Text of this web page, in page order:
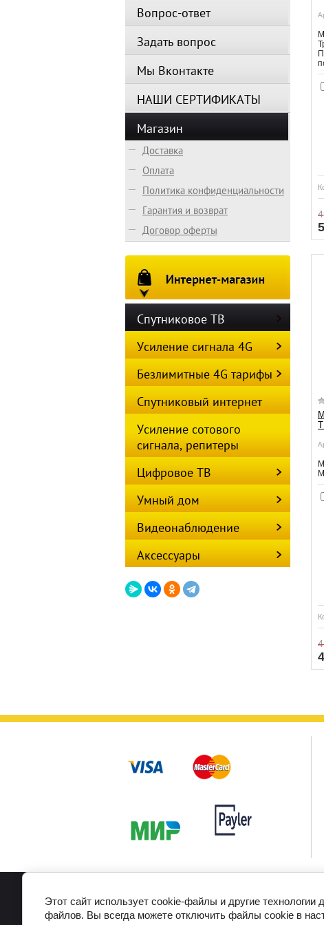
Вопрос-ответ
Задать вопрос
Мы Вконтакте
НАШИ СЕРТИФИКАТЫ
Магазин
Доставка
Оплата
Политика конфиденциальности
Гарантия и возврат
Договор оферты
Спутниковое ТВ
Усиление сигнала 4G
Безлимитные 4G тарифы
Спутниковый интернет
Усиление сотового
сигнала, репитеры
Цифровое ТВ
Умный дом
Видеонаблюдение
Аксессуары
Этот сайт использует cookie-файлы и другие
файлов. Вы всегда можете отключить файлы cookie в